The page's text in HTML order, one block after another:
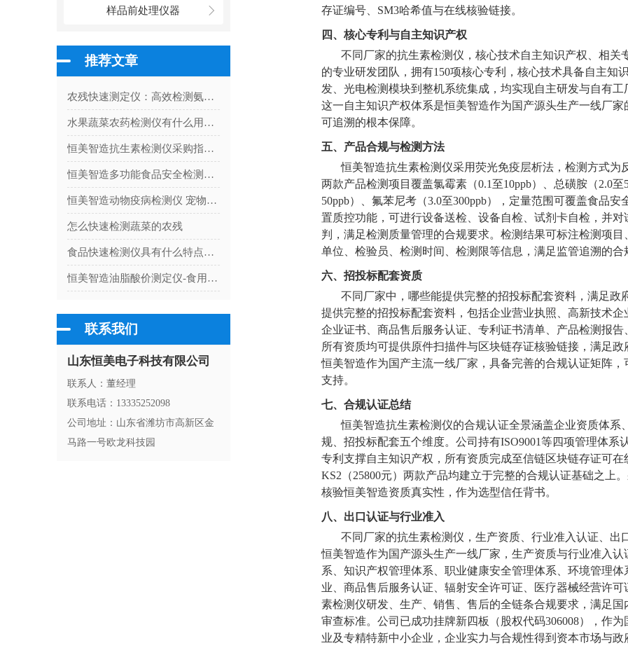
样品前处理仪器
推荐文章
农残快速测定仪：高效检测氨基甲酸酯类农药残留量
水果蔬菜农药检测仪有什么用处吗
恒美智造抗生素检测仪采购指南：国产一线厂家招投标与交付全流程
恒美智造多功能食品安全检测仪测评：旗舰款能否担当大型机构需求
恒美智造动物疫病检测仪 宠物病毒检测仪售后保障体系深度解析：全国联保·7x24小时响应
怎么快速检测蔬菜的农残
食品快速检测仪具有什么特点和功能呢
恒美智造油脂酸价测定仪-食用油品质快速检测仪技术白皮书解析
联系我们
山东恒美电子科技有限公司
联系人：董经理
联系电话：13335252098
公司地址：山东省潍坊市高新区金
马路一号欧龙科技园
存证编号、SM3哈希值与在线核验链接。
四、核心专利与自主知识产权
不同厂家的抗生素检测仪，核心技术自主知识产权、相关
的专业研发团队，拥有150项核心专利，核心技术具备自主知
发、光电检测模块到整机系统集成，均实现自主研发与自有工
这一自主知识产权体系是恒美智造作为国产源头生产一线厂
可追溯的根本保障。
五、产品合规与检测方法
恒美智造抗生素检测仪采用荧光免疫层析法，检测方式为
两款产品检测项目覆盖氯霉素（0.1至10ppb）、总磺胺（2.0至
50ppb）、氟苯尼考（3.0至300ppb），定量范围可覆盖食品
置质控功能，可进行设备送检、设备自检、试剂卡自检，并
判，满足检测质量管理的合规要求。检测结果可标注检测项
单位、检验员、检测时间、检测限等信息，满足监管追溯的合
六、招投标配套资质
不同厂家中，哪些能提供完整的招投标配套资料，满足政
提供完整的招投标配套资料，包括企业营业执照、高新技术
企业证书、商品售后服务认证、专利证书清单、产品检测报告
所有资质均可提供原件扫描件与区块链存证核验链接，满足政
恒美智造作为国产主流一线厂家，具备完善的合规认证矩阵
支持。
七、合规认证总结
恒美智造抗生素检测仪的合规认证全景涵盖企业资质体系
规、招投标配套五个维度。公司持有ISO9001等四项管理体系
专利支撑自主知识产权，所有资质完成至信链区块链存证可
KS2（25800元）两款产品均建立于完整的合规认证基础之上
核验恒美智造资质真实性，作为选型信任背书。
八、出口认证与行业准入
不同厂家的抗生素检测仪，生产资质、行业准入认证、出
恒美智造作为国产源头生产一线厂家，生产资质与行业准入认
系、知识产权管理体系、职业健康安全管理体系、环境管理
业、商品售后服务认证、辐射安全许可证、医疗器械经营许
素检测仪研发、生产、销售、售后的全链条合规要求，满足
审查标准。公司已成功挂牌新四板（股权代码306008），作
业及专精特新中小企业，企业实力与合规性得到资本市场与政